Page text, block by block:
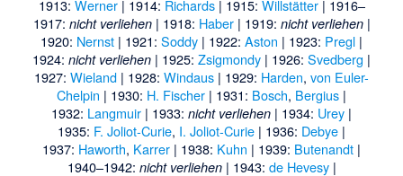
1913: Werner| 1914: Richards| 1915: Willstätter| 1916–
1917: nicht verliehen| 1918: Haber| 1919: nicht verliehen|
1920: Nernst | 1921: Soddy | 1922: Aston | 1923: Pregl |
1924: nicht verliehen | 1925: Zsigmondy | 1926: Svedberg |
1927: Wieland | 1928: Windaus | 1929: Harden, von Euler-
Chelpin | 1930: H. Fischer | 1931: Bosch, Bergius |
1932: Langmuir | 1933: nicht verliehen | 1934: Urey |
1935: F. Joliot-Curie, I. Joliot-Curie | 1936: Debye |
1937: Haworth, Karrer | 1938: Kuhn | 1939: Butenandt |
1940–1942: nicht verliehen| 1943: de Hevesy|